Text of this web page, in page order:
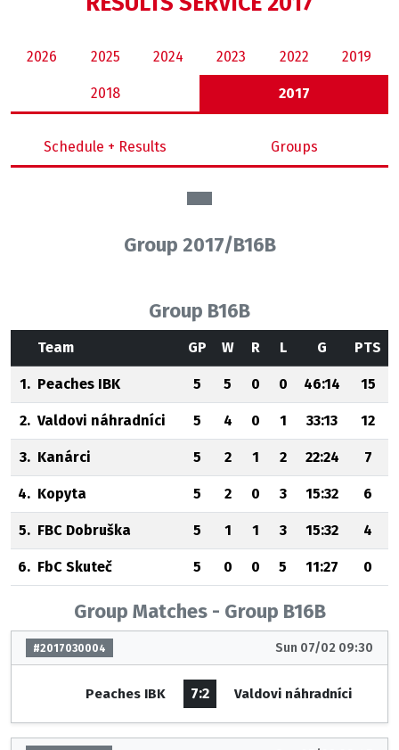
2026 2025 2024 2023 2022 2019
2018 2017
Schedule + Results Groups
Group 2017/B16B
Group B16B
Team GP W R L G PTS
1. Peaches IBK 5 5 0 0 46:14 15
2. Valdovi náhradníci 5 4 0 1 33:13 12
3. Kanárci 5 2 1 2 22:24 7
4. Kopyta 5 2 0 3 15:32 6
5. FBC Dobruška 5 1 1 3 15:32 4
6. FbC Skuteč 5 0 0 5 11:27 0
Group Matches - Group B16B
#2017030004 Sun 07/02 09:30
Peaches IBK 7:2 Valdovi náhradníci